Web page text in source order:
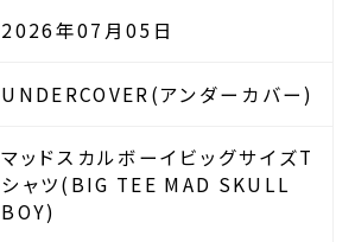
2026年07月05日
UNDERCOVER(アンダーカバー)
マッドスカルボーイビッグサイズT
シャツ(BIG TEE MAD SKULL
BOY)